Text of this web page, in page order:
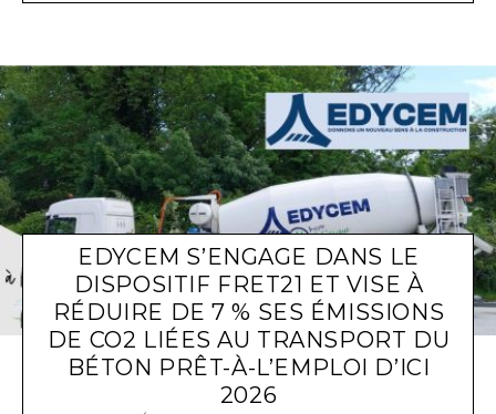
EDYCEM S’ENGAGE DANS LE
DISPOSITIF FRET21 ET VISE À
RÉDUIRE DE 7 % SES ÉMISSIONS
DE CO2 LIÉES AU TRANSPORT DU
BÉTON PRÊT-À-L’EMPLOI D’ICI
2026